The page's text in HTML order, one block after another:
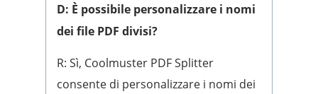
D: È possibile personalizzare i nomi
dei file PDF divisi?
R: Sì, Coolmuster PDF Splitter
consente di personalizzare i nomi dei